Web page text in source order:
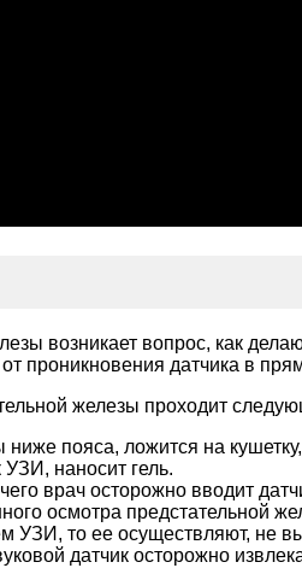
возникает вопрос, как
проникновения датчика в
железы проходит
пояса, ложится на
УЗИ, наносит гель.
врач осторожно вводит
осмотра предстательной
УЗИ, то ее осуществляют, не
датчик осторожно